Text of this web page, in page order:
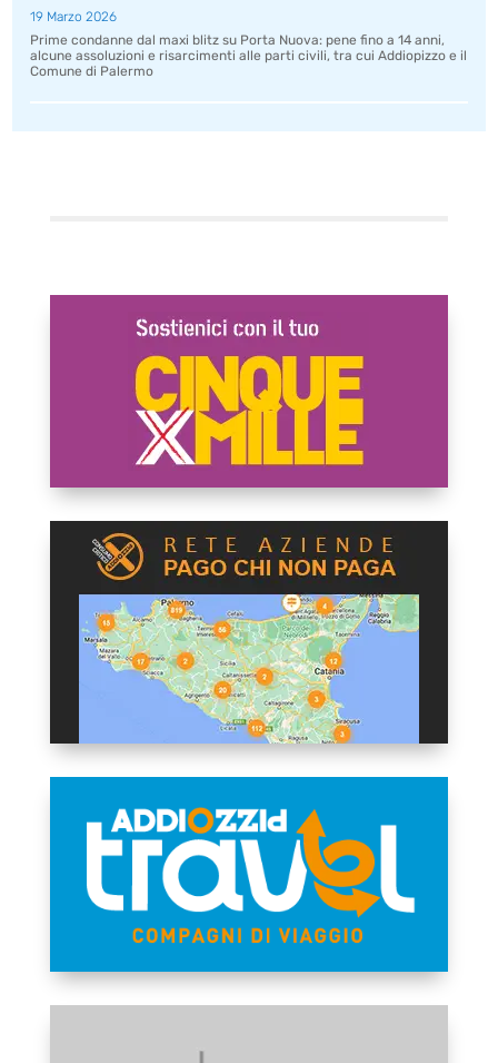
19 Marzo 2026
Prime condanne dal maxi blitz su Porta Nuova: pene fino a 14 anni,
alcune assoluzioni e risarcimenti alle parti civili, tra cui Addiopizzo e il
Comune di Palermo